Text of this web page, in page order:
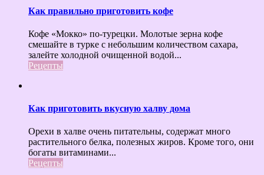
Как правильно приготовить кофе
Кофе «Мокко» по-турецки. Молотые зерна кофе
смешайте в турке с небольшим количеством сахара,
залейте холодной очищенной водой...
Рецепты
Как приготовить вкусную халву дома
Орехи в халве очень питательны, содержат много
растительного белка, полезных жиров. Кроме того, они
богаты витаминами...
Рецепты